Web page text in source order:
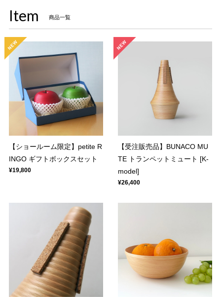
Item 商品一覧
【ショールーム限定】petite R
INGO ギフトボックスセット
¥19,800
【受注販売品】BUNACO MU
TE トランペットミュート [K-
model]
¥26,400